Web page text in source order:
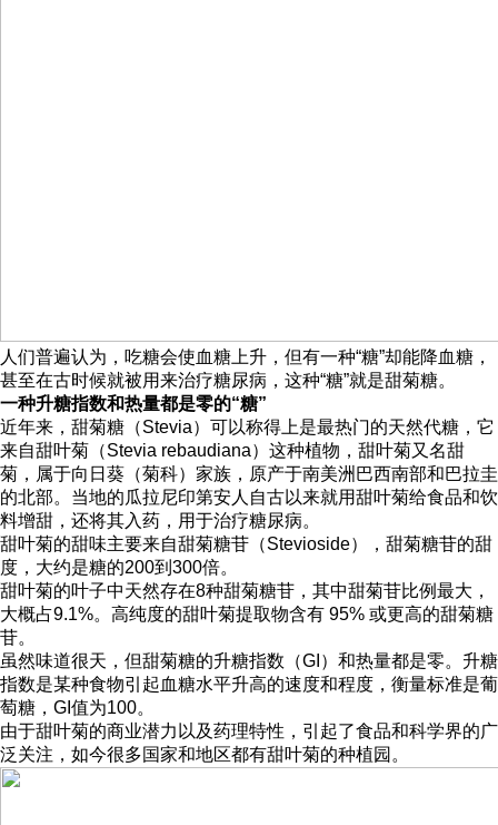
人们普遍认为，吃糖会使血糖上升，但有一种“糖”却能降血糖，
甚至在古时候就被用来治疗糖尿病，这种“糖”就是甜菊糖。
一种升糖指数和热量都是零的“糖”
近年来，甜菊糖（Stevia）可以称得上是最热门的天然代糖，它
来自甜叶菊（Stevia rebaudiana）这种植物，甜叶菊又名甜
菊，属于向日葵（菊科）家族，原产于南美洲巴西南部和巴拉圭
的北部。当地的瓜拉尼印第安人自古以来就用甜叶菊给食品和饮
料增甜，还将其入药，用于治疗糖尿病。
甜叶菊的甜味主要来自甜菊糖苷（Stevioside），甜菊糖苷的甜
度，大约是糖的200到300倍。
甜叶菊的叶子中天然存在8种甜菊糖苷，其中甜菊苷比例最大，
大概占9.1%。高纯度的甜叶菊提取物含有 95% 或更高的甜菊糖
苷。
虽然味道很天，但甜菊糖的升糖指数（GI）和热量都是零。升糖
指数是某种食物引起血糖水平升高的速度和程度，衡量标准是葡
萄糖，GI值为100。
由于甜叶菊的商业潜力以及药理特性，引起了食品和科学界的广
泛关注，如今很多国家和地区都有甜叶菊的种植园。